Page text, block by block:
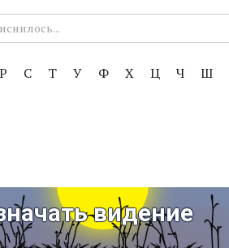
Р С Т У Ф Х Ц Ч Ш
видение